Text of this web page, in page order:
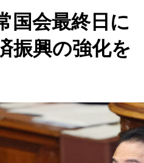
国会最終日に
振興の強化を